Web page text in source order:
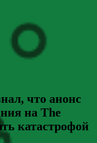
что анонс
на The
катастрофой